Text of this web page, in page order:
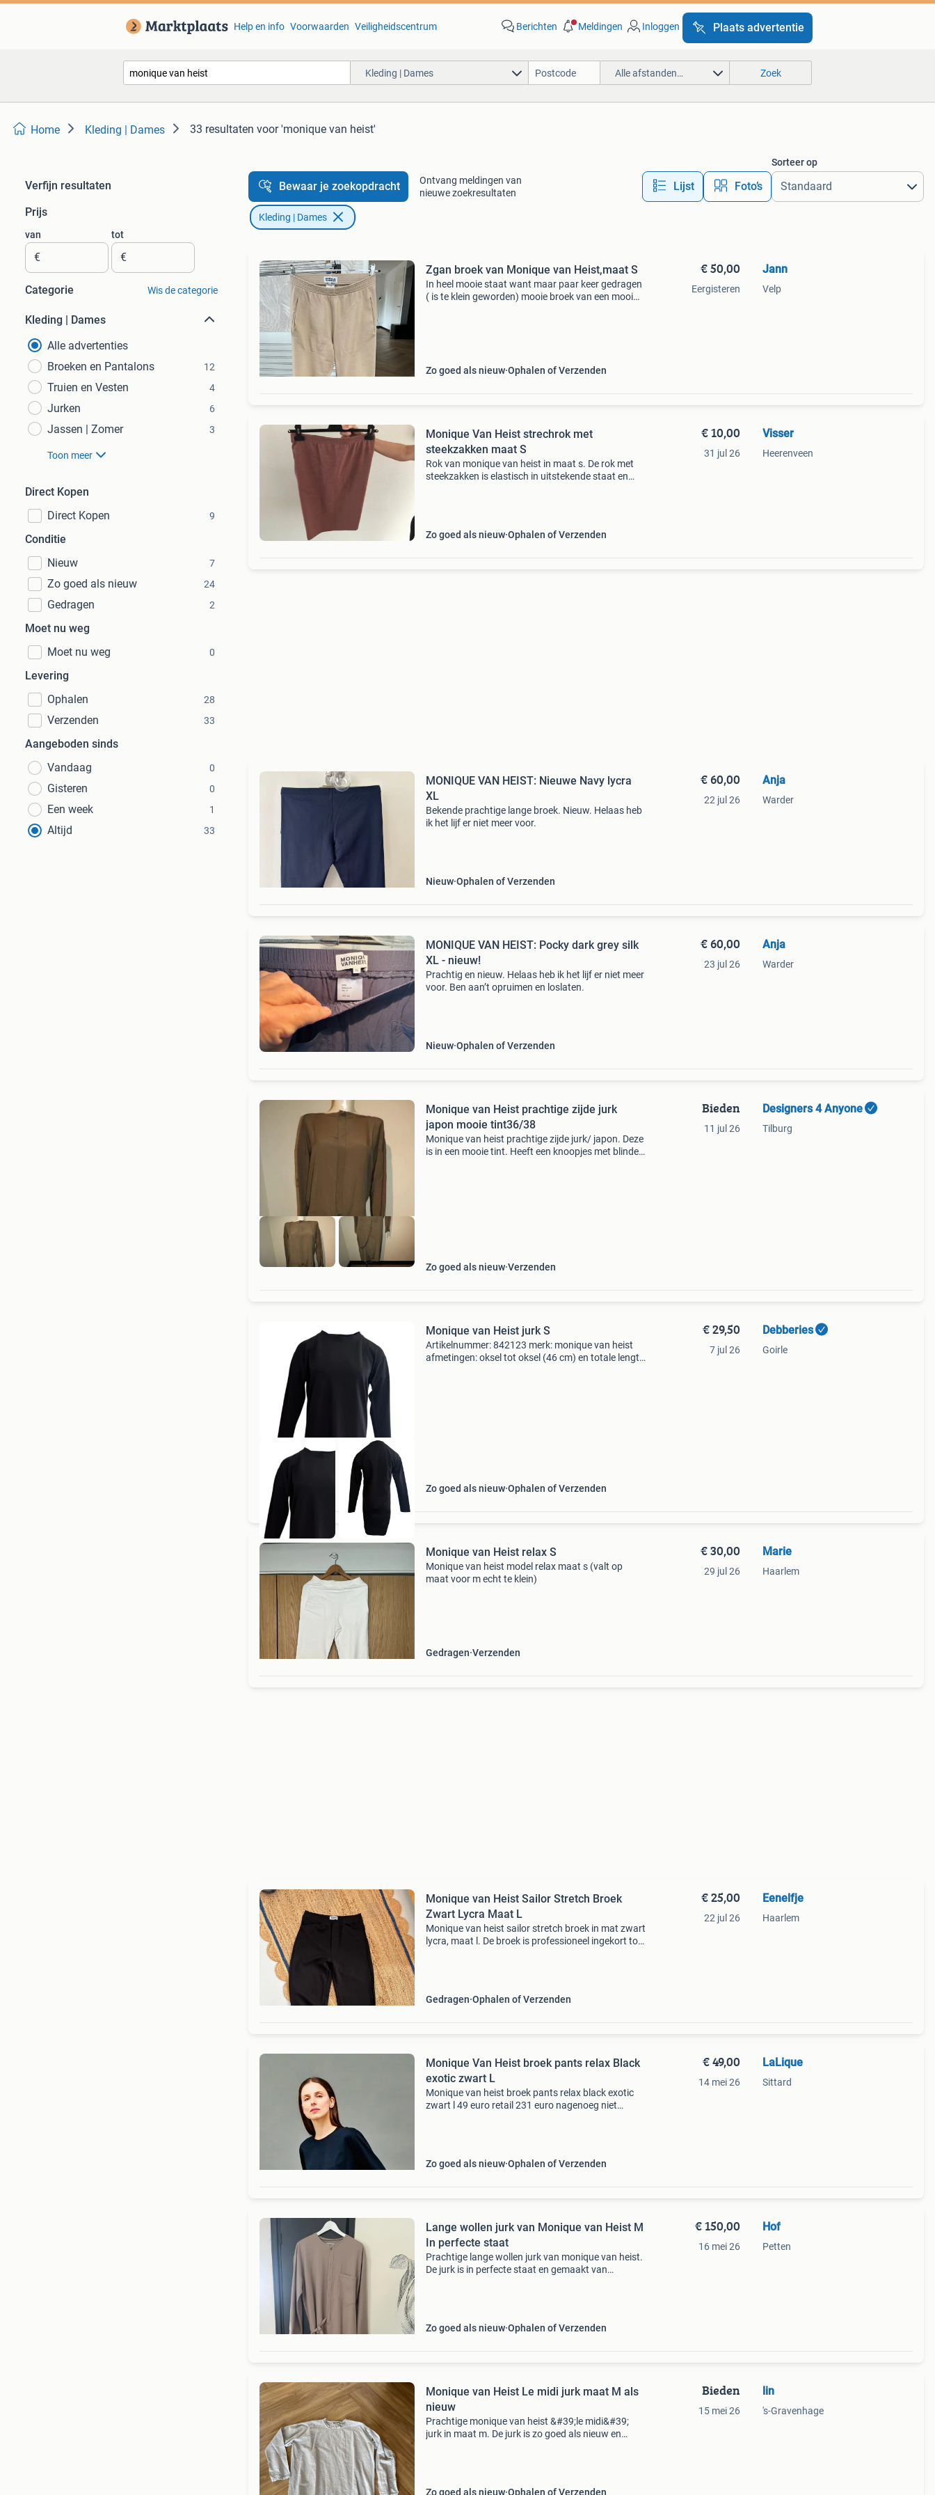
Help en info Voorwaarden Veiligheidscentrum Berichten Meldingen Inloggen Plaats advertentie
Kleding | Dames Alle afstanden… Zoek
Home Kleding | Dames 33 resultaten voor 'monique van heist'
Verfijn resultaten
Prijs
van
€
tot
€
Categorie Wis de categorie
Kleding | Dames
Alle advertenties
Broeken en Pantalons
12
Truien en Vesten 4
Jurken 6
Jassen | Zomer 3
Toon meer
Direct Kopen
Direct Kopen
9
Conditie
Nieuw
7
Zo goed als nieuw 24
Gedragen 2
Moet nu weg
Moet nu weg
0
Levering
Ophalen
28
Verzenden 33
Aangeboden sinds
Vandaag
0
Gisteren 0
Een week 1
Altijd 33
Bewaar je zoekopdracht
Ontvang meldingen van
nieuwe zoekresultaten
Lijst Foto’s
Sorteer op
Kleding | Dames
Zgan broek van Monique van Heist,maat S
In heel mooie staat want maar paar keer gedragen
( is te klein geworden) mooie broek van een mooi
Zo goed als nieuw Ophalen of Verzenden
€ 50,00
Eergisteren
Jann
Velp
Monique Van Heist strechrok met
steekzakken maat S
Rok van monique van heist in maat s. De rok met
steekzakken is elastisch in uitstekende staat en
Zo goed als nieuw Ophalen of Verzenden
€ 10,00
31 jul 26
Visser
Heerenveen
MONIQUE VAN HEIST: Nieuwe Navy lycra
XL
Bekende prachtige lange broek. Nieuw. Helaas heb
ik het lijf er niet meer voor.
Nieuw Ophalen of Verzenden
€ 60,00
22 jul 26
Anja
Warder
MONIQUE VAN HEIST: Pocky dark grey silk
XL - nieuw!
Prachtig en nieuw. Helaas heb ik het lijf er niet meer
voor. Ben aan’t opruimen en loslaten.
Nieuw Ophalen of Verzenden
€ 60,00
23 jul 26
Anja
Warder
Monique van Heist prachtige zijde jurk
japon mooie tint36/38
Monique van heist prachtige zijde jurk/ japon. Deze
is in een mooie tint. Heeft een knoopjes met blinde
Zo goed als nieuw Verzenden
Bieden
11 jul 26
Designers 4 Anyone
Tilburg
Monique van Heist jurk S
Artikelnummer: 842123 merk: monique van heist
afmetingen: oksel tot oksel (46 cm) en totale lengte
Zo goed als nieuw Ophalen of Verzenden
€ 29,50
7 jul 26
Debberies
Goirle
Monique van Heist relax S
Monique van heist model relax maat s (valt op
maat voor m echt te klein)
Gedragen Verzenden
€ 30,00
29 jul 26
Marie
Haarlem
Monique van Heist Sailor Stretch Broek
Zwart Lycra Maat L
Monique van heist sailor stretch broek in mat zwart
lycra, maat l. De broek is professioneel ingekort tot
Gedragen Ophalen of Verzenden
€ 25,00
22 jul 26
Eenelfje
Haarlem
Monique Van Heist broek pants relax Black
exotic zwart L
Monique van heist broek pants relax black exotic
zwart l 49 euro retail 231 euro nagenoeg niet
Zo goed als nieuw Ophalen of Verzenden
€ 49,00
14 mei 26
LaLique
Sittard
Lange wollen jurk van Monique van Heist M
In perfecte staat
Prachtige lange wollen jurk van monique van heist.
De jurk is in perfecte staat en gemaakt van
Zo goed als nieuw Ophalen of Verzenden
€ 150,00
16 mei 26
Hof
Petten
Monique van Heist Le midi jurk maat M als
nieuw
Prachtige monique van heist &#39;le midi&#39;
jurk in maat m. De jurk is zo goed als nieuw en
Zo goed als nieuw Ophalen of Verzenden
Bieden
15 mei 26
lin
's-Gravenhage